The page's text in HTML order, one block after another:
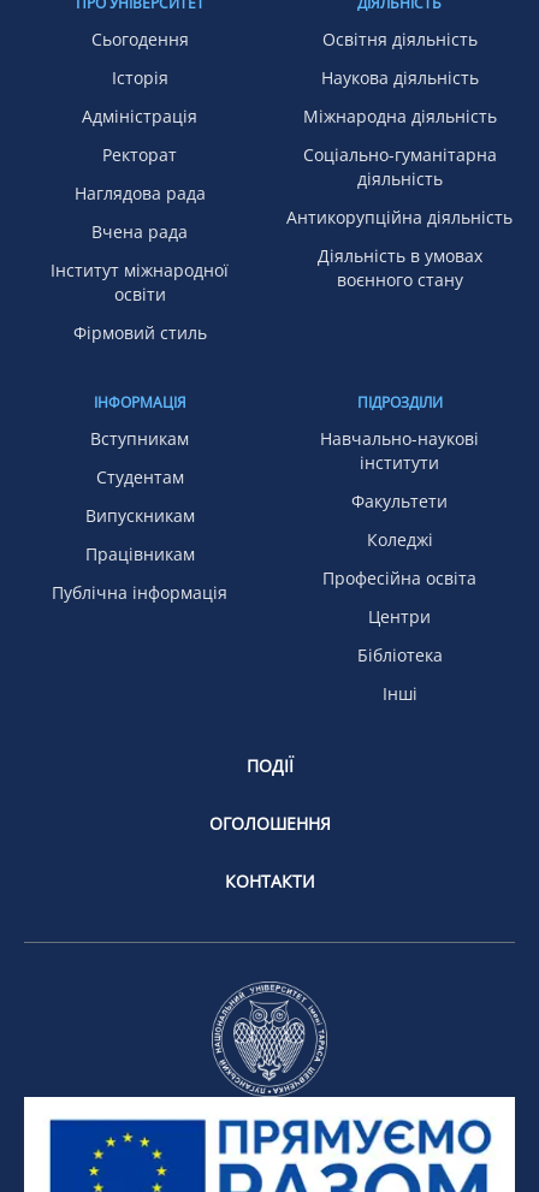
Сьогодення
Історія
Адміністрація
Ректорат
Наглядова рада
Вчена рада
Інститут міжнародної
освіти
Фірмовий стиль
Освітня діяльність
Наукова діяльність
Міжнародна діяльність
Соціально-гуманітарна
діяльність
Антикорупційна діяльність
Діяльність в умовах
воєнного стану
ІНФОРМАЦІЯ
Вступникам
Студентам
Випускникам
Працівникам
Публічна інформація
ПІДРОЗДІЛИ
Навчально-наукові
інститути
Факультети
Коледжі
Професійна освіта
Центри
Бібліотека
Інші
ПОДІЇ
ОГОЛОШЕННЯ
КОНТАКТИ